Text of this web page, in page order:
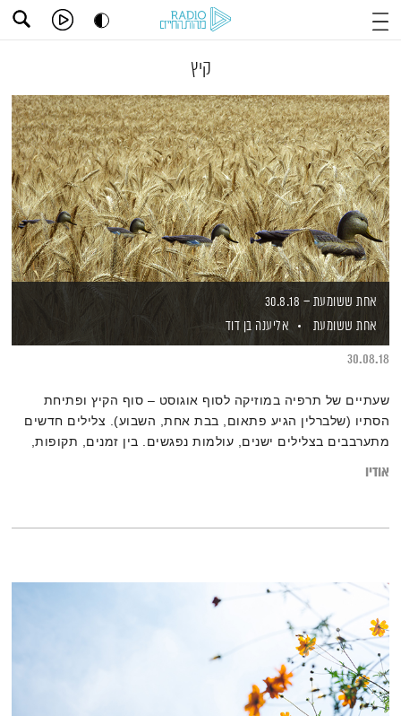
קיץ
אחת ששומעת – 30.8.18
אחת ששומעת
אליענה בן דוד
30.08.18
שעתיים של תרפיה במוזיקה לסוף אוגוסט – סוף הקיץ ופתיחת
הסתיו (שלברלין הגיע פתאום, בבת אחת, השבוע). צלילים חדשים
מתערבבים בצלילים ישנים, עולמות נפגשים. בין זמנים, תקופות,
אודיו